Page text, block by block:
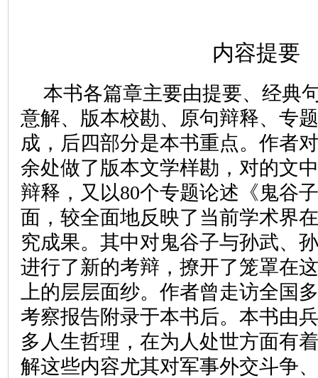
内容提要
本书各篇章主要由提要、经典
意解、版本校勘、原句辩释、专
成，后四部分是本书重点。作者
余处做了版本文学样勘，对的文
辩释，又以80个专题论述《鬼谷
面，较全面地反映了当前学术界
究成果。其中对鬼谷子与孙武、
进行了新的考辩，撩开了笼罩在
上的层层面纱。作者曾走访全国
考察报告附录于本书后。本书由
多人生哲理，在为人处世方面有
解这些内容尤其对军事外交斗争